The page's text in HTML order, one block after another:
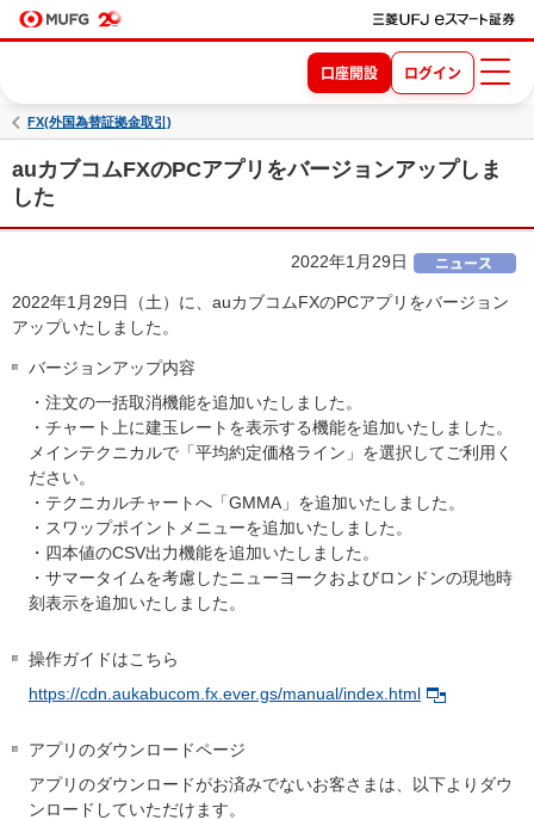
口座開設 ログイン
FX(外国為替証拠金取引)
auカブコムFXのPCアプリをバージョンアップしま
した
2022年1月29日
2022年1月29日（土）に、auカブコムFXのPCアプリをバージョン
アップいたしました。
バージョンアップ内容
・注文の一括取消機能を追加いたしました。
・チャート上に建玉レートを表示する機能を追加いたしました。
メインテクニカルで「平均約定価格ライン」を選択してご利用く
ださい。
・テクニカルチャートへ「GMMA」を追加いたしました。
・スワップポイントメニューを追加いたしました。
・四本値のCSV出力機能を追加いたしました。
・サマータイムを考慮したニューヨークおよびロンドンの現地時
刻表示を追加いたしました。
操作ガイドはこちら
https://cdn.aukabucom.fx.ever.gs/manual/index.html
アプリのダウンロードページ
アプリのダウンロードがお済みでないお客さまは、以下よりダウ
ンロードしていただけます。